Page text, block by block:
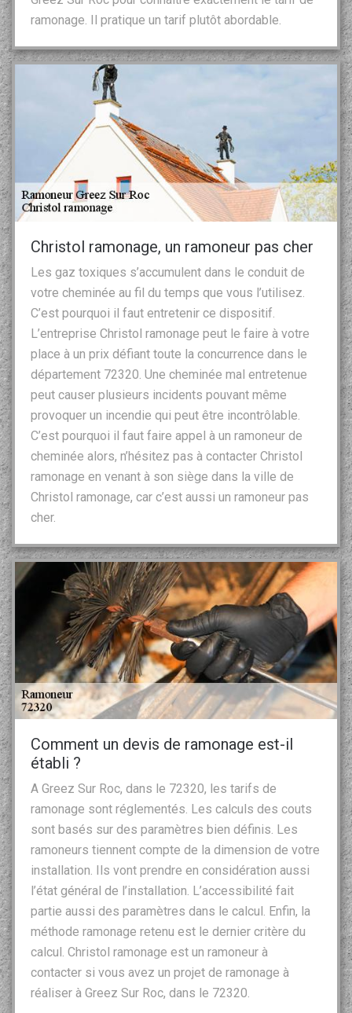
ramonage. Il pratique un tarif plutôt abordable.
Christol ramonage, un ramoneur pas cher
Les gaz toxiques s’accumulent dans le conduit de
votre cheminée au fil du temps que vous l’utilisez.
C’est pourquoi il faut entretenir ce dispositif.
L’entreprise Christol ramonage peut le faire à votre
place à un prix défiant toute la concurrence dans le
département 72320. Une cheminée mal entretenue
peut causer plusieurs incidents pouvant même
provoquer un incendie qui peut être incontrôlable.
C’est pourquoi il faut faire appel à un ramoneur de
cheminée alors, n’hésitez pas à contacter Christol
ramonage en venant à son siège dans la ville de
Christol ramonage, car c’est aussi un ramoneur pas
cher.
Comment un devis de ramonage est-il
établi ?
A Greez Sur Roc, dans le 72320, les tarifs de
ramonage sont réglementés. Les calculs des couts
sont basés sur des paramètres bien définis. Les
ramoneurs tiennent compte de la dimension de votre
installation. Ils vont prendre en considération aussi
l’état général de l’installation. L’accessibilité fait
partie aussi des paramètres dans le calcul. Enfin, la
méthode ramonage retenu est le dernier critère du
calcul. Christol ramonage est un ramoneur à
contacter si vous avez un projet de ramonage à
réaliser à Greez Sur Roc, dans le 72320.